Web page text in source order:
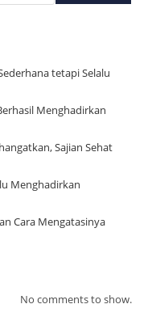
tetapi Selalu
Menghadirkan
Sajian Sehat
Menghadirkan
Cara Mengatasinya
No comments to show.